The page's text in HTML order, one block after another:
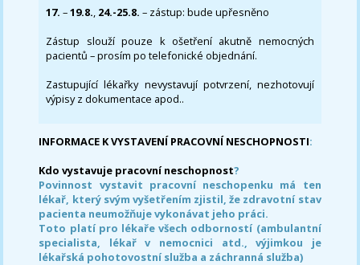
17. –19.8., 24.-25.8. – zástup: bude upřesněno
Zástup slouží pouze k ošetření akutně nemocných
pacientů – prosím po telefonické objednání.
Zastupující lékařky nevystavují potvrzení, nezhotovují
výpisy z dokumentace apod..
INFORMACE K VYSTAVENÍ PRACOVNÍ NESCHOPNOSTI:
Kdo vystavuje pracovní neschopnost?
Povinnost vystavit pracovní neschopenku má ten
lékař, který svým vyšetřením zjistil, že zdravotní stav
pacienta neumožňuje vykonávat jeho práci.
Toto platí pro lékaře všech odborností (ambulantní
specialista, lékař v nemocnici atd., výjimkou je
lékařská pohotovostní služba a záchranná služba)